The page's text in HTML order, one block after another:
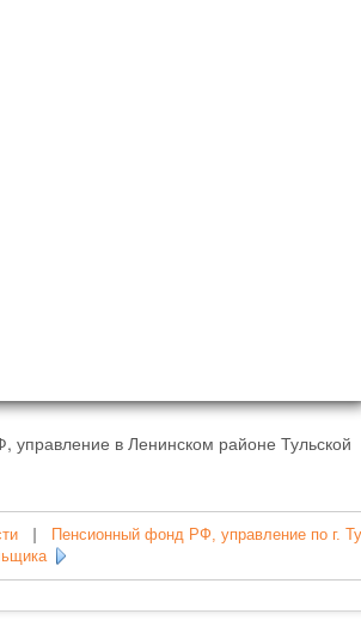
в Ленинском районе Тульской
Пенсионный фонд РФ, управление по г.